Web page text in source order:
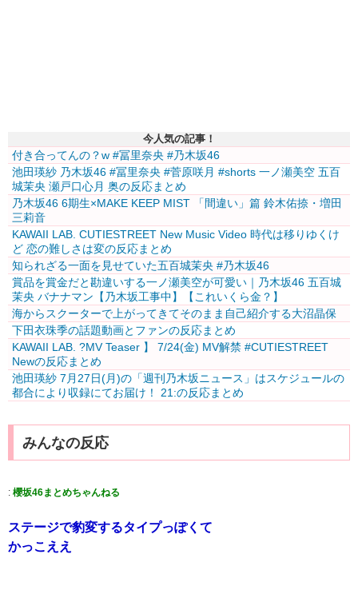
今人気の記事！
付き合ってんの？w #冨里奈央 #乃木坂46
池田瑛紗 乃木坂46 #冨里奈央 #菅原咲月 #shorts 一ノ瀬美空 五百
城茉央 瀬戸口心月 奥の反応まとめ
乃木坂46 6期生×MAKE KEEP MIST 「間違い」篇 鈴木佑捺・増田
三莉音
KAWAII LAB. CUTIESTREET New Music Video 時代は移りゆくけ
ど 恋の難しさは変の反応まとめ
知られざる一面を見せていた五百城茉央 #乃木坂46
賞品を賞金だと勘違いする一ノ瀬美空が可愛い｜乃木坂46 五百城
茉央 バナナマン【乃木坂工事中】【これいくら金？】
海からスクーターで上がってきてそのまま自己紹介する大沼晶保
下田衣珠季の話題動画とファンの反応まとめ
KAWAII LAB. ?MV Teaser️‍ 】 7/24(金) MV解禁 #CUTIESTREET
Newの反応まとめ
池田瑛紗 7月27日(月)の「週刊乃木坂ニュース」はスケジュールの
都合により収録にてお届け！ 21:の反応まとめ
みんなの反応
: 櫻坂46まとめちゃんねる
ステージで豹変するタイプっぽくて
かっこええ